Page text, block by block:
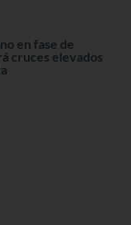
en fase de
cruces elevados